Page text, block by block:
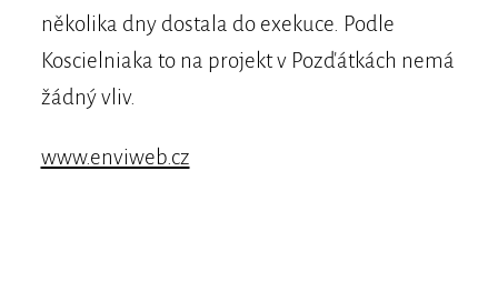
několika dny dostala do exekuce. Podle
Koscielniaka to na projekt v Pozďátkách nemá
žádný vliv.
www.enviweb.cz